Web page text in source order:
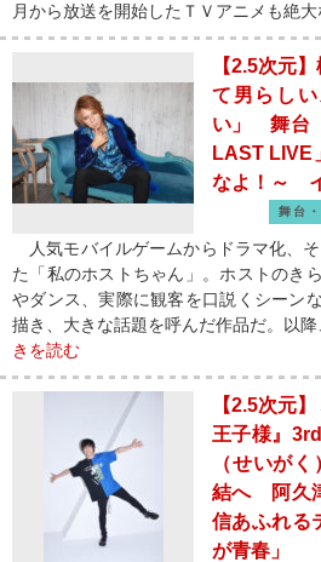
月から放送を開始したＴＶアニメも絶
【2.5次元
て男らし
い」 舞台
LAST LIVE
なよ！～
舞台
人気モバイルゲームからドラマ化、
た「私のホストちゃん」。ホストのき
やダンス、実際に観客を口説くシーン
描き、大きな話題を呼んだ作品だ。以
きを読む
【2.5次元
王子様』
（せいが
結へ 阿久
信あふれる
が青春」